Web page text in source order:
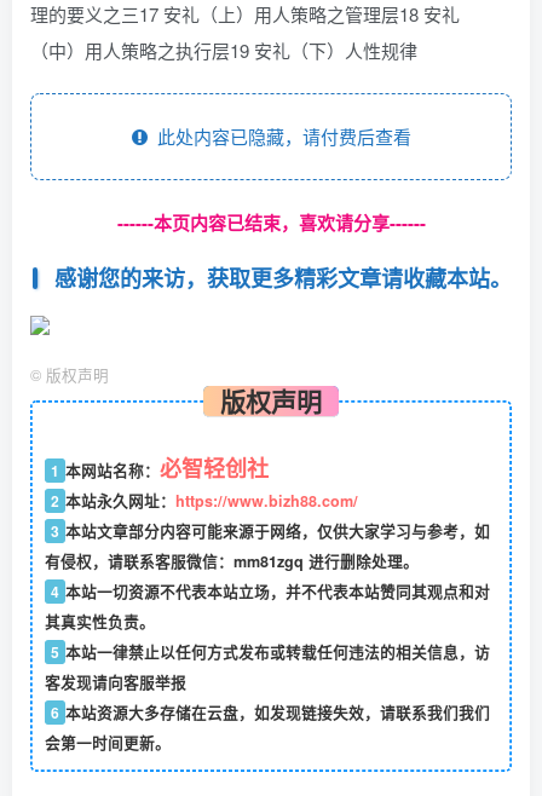
理的要义之三17 安礼（上）用人策略之管理层18 安礼
（中）用人策略之执行层19 安礼（下）人性规律
此处内容已隐藏，请付费后查看
------本页内容已结束，喜欢请分享------
感谢您的来访，获取更多精彩文章请收藏本站。
© 版权声明
版权声明
1 本网站名称： 必智轻创社
2 本站永久网址： https://www.bizh88.com/
3 本站文章部分内容可能来源于网络，仅供大家学习与参考，如
有侵权，请联系客服微信：mm81zgq 进行删除处理。
4 本站一切资源不代表本站立场，并不代表本站赞同其观点和对
其真实性负责。
5 本站一律禁止以任何方式发布或转载任何违法的相关信息，访
客发现请向客服举报
6 本站资源大多存储在云盘，如发现链接失效，请联系我们我们
会第一时间更新。